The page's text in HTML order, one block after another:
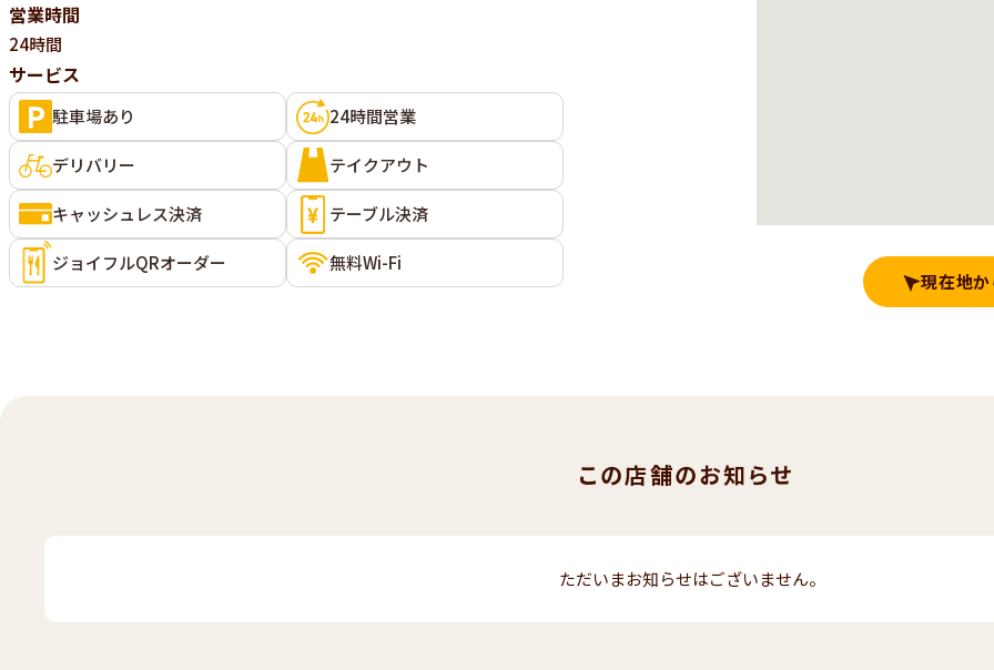
営業時間
24時間
サービス
駐車場あり 24時間営業
デリバリー テイクアウト
キャッシュレス決済 テーブル決済
ジョイフルQRオーダー
無料Wi-Fi
現在地
この店舗のお知らせ
ただいまお知らせはございません。